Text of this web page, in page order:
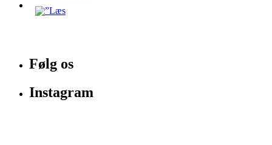
Følg os
Instagram